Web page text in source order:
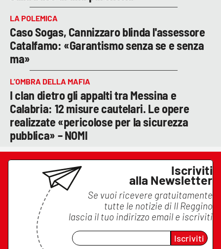
LA POLEMICA
Caso Sogas, Cannizzaro blinda l'assessore
Catalfamo: «Garantismo senza se e senza
ma»
L’OMBRA DELLA MAFIA
I clan dietro gli appalti tra Messina e
Calabria: 12 misure cautelari. Le opere
realizzate «pericolose per la sicurezza
pubblica» – NOMI
Iscriviti
alla Newsletter
Se vuoi ricevere gratuitamente
tutte le notizie di Il Reggino
lascia il tuo indirizzo email e iscriviti
Iscriviti